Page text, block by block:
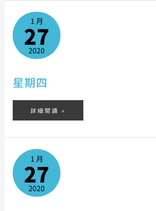
1 月
27
2020
星期四
星
期
四
詳細閱讀 »
1 月
27
2020
星
期
五